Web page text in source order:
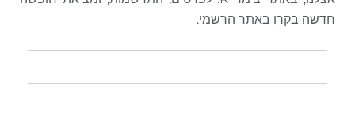
חדשה בקרו באתר הרשמי.